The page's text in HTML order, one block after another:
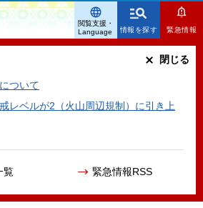
情報を探す 緊急情報
ついて
レベルが2（火山周辺規制）に引き上
覧 緊急情報RSS
閉じる
閲覧支援・
Language